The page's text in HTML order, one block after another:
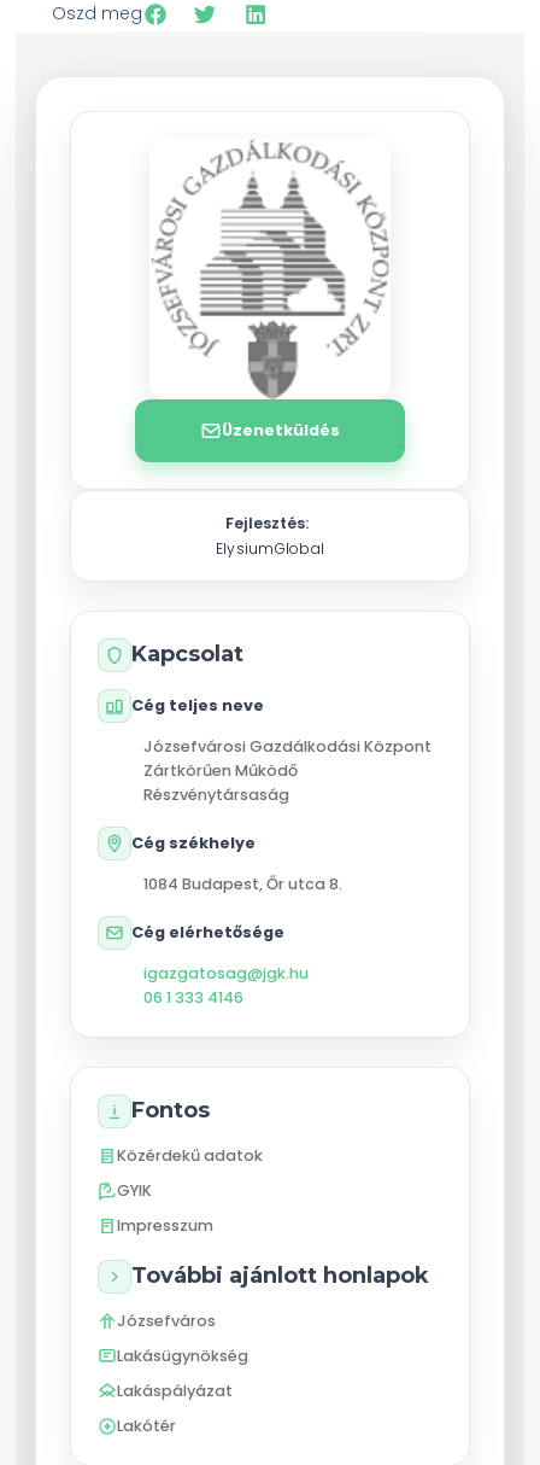
Oszd meg
Üzenetküldés
Fejlesztés:
ElysiumGlobal
Kapcsolat
Cég teljes neve
Józsefvárosi Gazdálkodási Központ
Zártkörűen Működő
Részvénytársaság
Cég székhelye
1084 Budapest,Őr utca 8.
Cég elérhetősége
igazgatosag@jgk.hu
06 1 333 4146
Fontos
Közérdekű adatok
GYIK
Impresszum
További ajánlott honlapok
Józsefváros
Lakásügynökség
Lakáspályázat
Lakótér